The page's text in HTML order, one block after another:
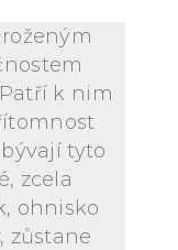
k nim
tyto
zcela
ohnisko
zůstane